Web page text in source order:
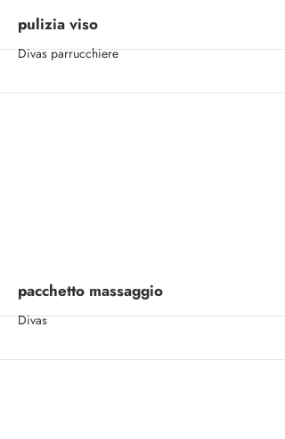
More
pulizia viso
Divas parrucchiere
More
pacchetto massaggio
Divas